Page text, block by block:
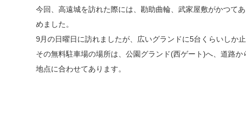
今回、高遠城を訪れた際には、勘助曲輪、武家屋敷がかつて
めました。
9月の日曜日に訪れましたが、広いグランドに5台くらいしか
その無料駐車場の場所は、公園グランド(西ゲート)へ、道路
地点に合わせてあります。